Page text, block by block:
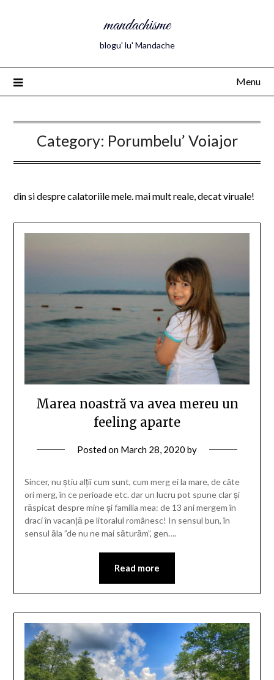
mandachisme
blogu' lu' Mandache
Menu
Category: Porumbelu’ Voiajor
din si despre calatoriile mele. mai mult reale, decat viruale!
Marea noastră va avea mereu un
feeling aparte
Posted on March 28, 2020 by
Sincer, nu știu alții cum sunt, cum merg ei la mare, de câte
ori merg, în ce perioade etc. dar un lucru pot spune clar și
răspicat despre mine și familia mea: de 13 ani mergem în
draci în vacanță pe litoralul românesc! In sensul bun, în
sensul ăla ”de nu ne mai săturăm”, gen….
Read more